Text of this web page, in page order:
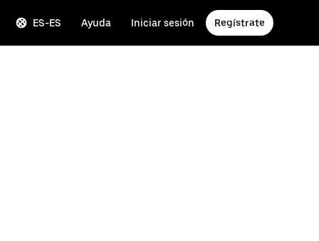
ES-ES Ayuda Iniciar sesión Regístrate